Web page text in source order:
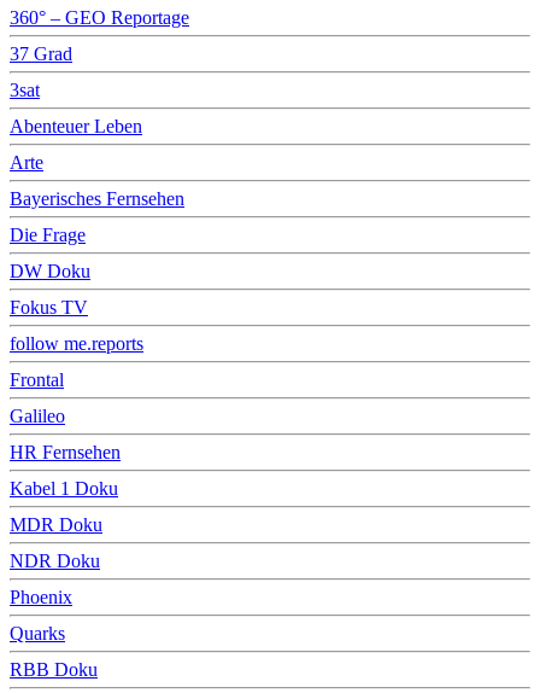
360° – GEO Reportage
37 Grad
3sat
Abenteuer Leben
Arte
Bayerisches Fernsehen
Die Frage
DW Doku
Fokus TV
follow me.reports
Frontal
Galileo
HR Fernsehen
Kabel 1 Doku
MDR Doku
NDR Doku
Phoenix
Quarks
RBB Doku